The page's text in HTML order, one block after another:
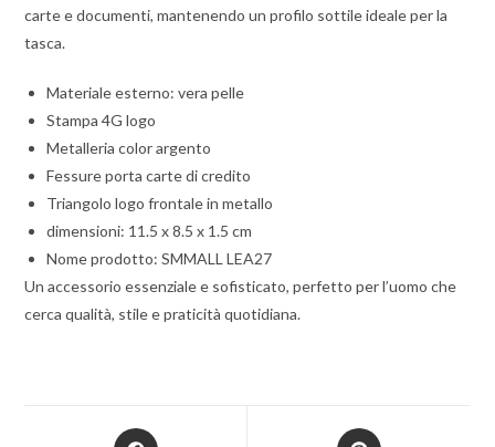
carte e documenti, mantenendo un profilo sottile ideale per la
tasca.
Materiale esterno: vera pelle
Stampa 4G logo
Metalleria color argento
Fessure porta carte di credito
Triangolo logo frontale in metallo
dimensioni: 11.5 x 8.5 x 1.5 cm
Nome prodotto: SMMALL LEA27
Un accessorio essenziale e sofisticato, perfetto per l’uomo che
cerca qualità, stile e praticità quotidiana.